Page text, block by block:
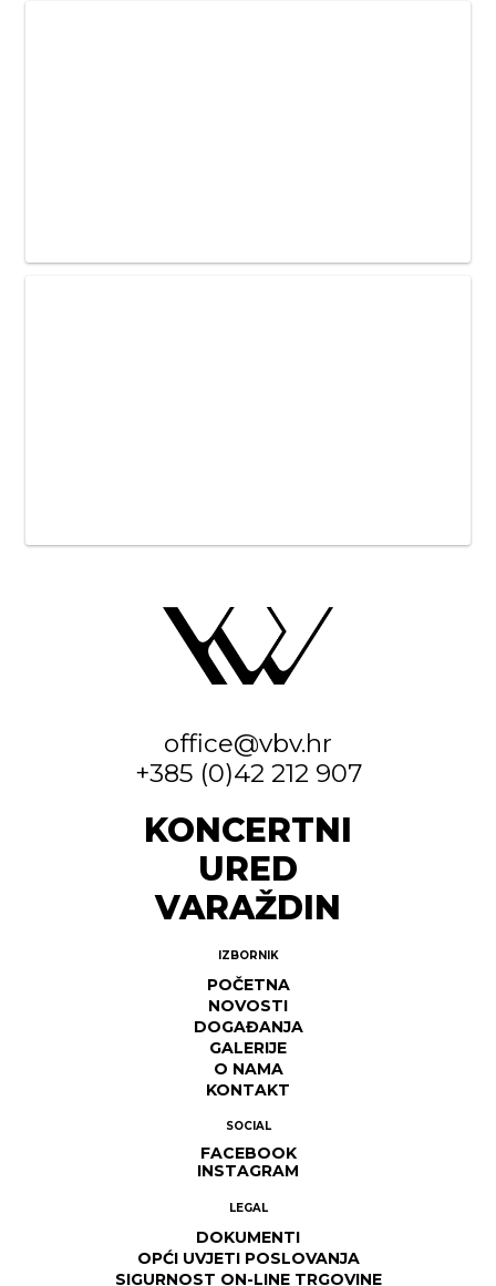
office@vbv.hr
+385 (0)42 212 907
KONCERTNI
URED
VARAŽDIN
IZBORNIK
POČETNA
NOVOSTI
DOGAĐANJA
GALERIJE
O NAMA
KONTAKT
SOCIAL
FACEBOOK
INSTAGRAM
LEGAL
DOKUMENTI
OPĆI UVJETI POSLOVANJA
SIGURNOST ON-LINE TRGOVINE